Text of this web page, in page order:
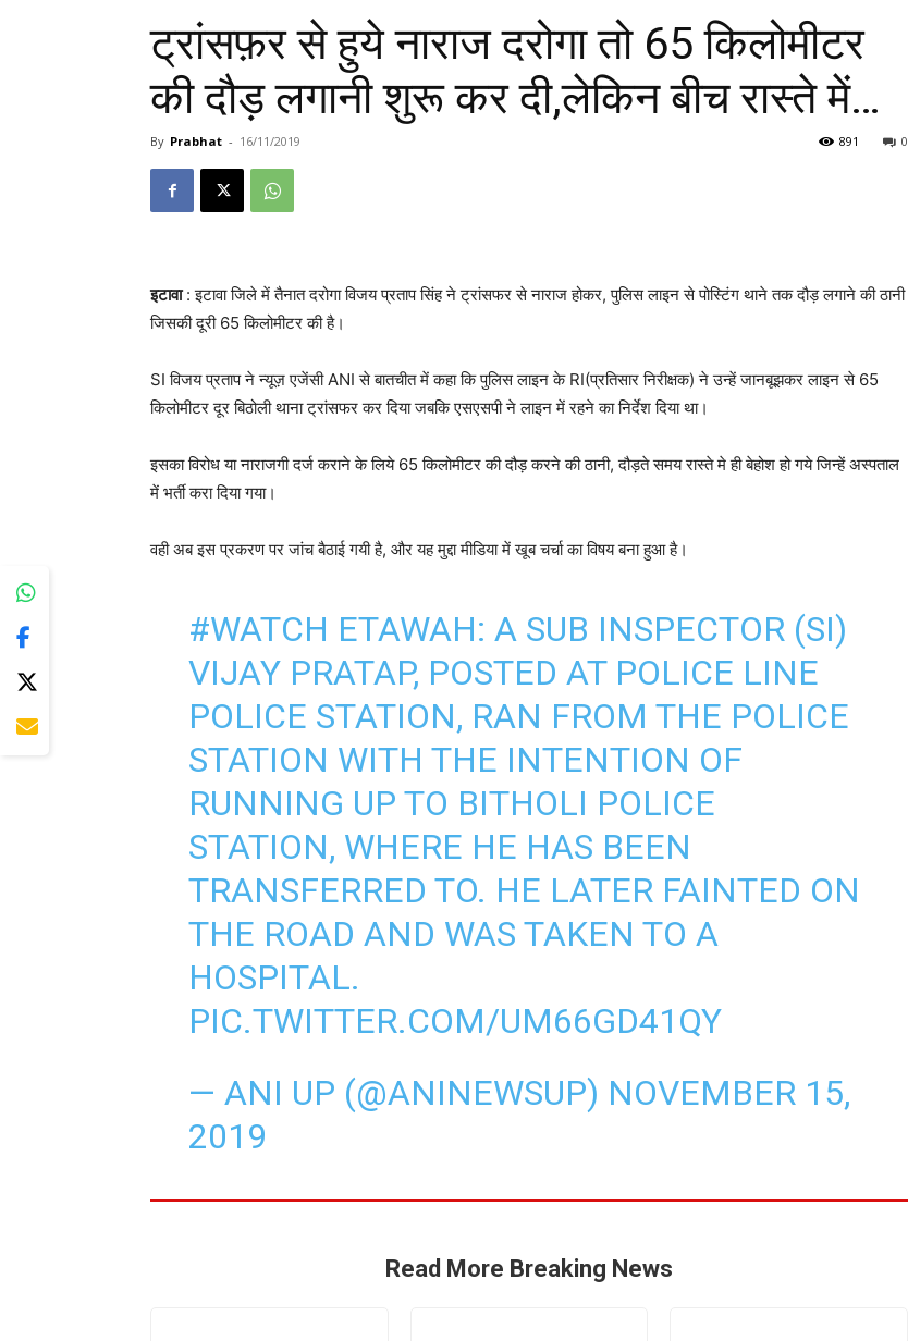
ट्रांसफ़र से हुये नाराज दरोगा तो 65 किलोमीटर
की दौड़ लगानी शुरू कर दी,लेकिन बीच रास्ते में…
By Prabhat - 16/11/2019 0
891
इटावा: इटावा जिले में तैनात दरोगा विजय प्रताप सिंह ने ट्रांसफर से नाराज होकर, पुलिस लाइन से पोस्टिंग थाने तक दौड़ लगाने की ठानी
जिसकी दूरी 65 किलोमीटर की है।
SI विजय प्रताप ने न्यूज़ एजेंसी ANI से बातचीत में कहा कि पुलिस लाइन के RI(प्रतिसार निरीक्षक) ने उन्हें जानबूझकर लाइन से 65
किलोमीटर दूर बिठोली थाना ट्रांसफर कर दिया जबकि एसएसपी ने लाइन में रहने का निर्देश दिया था।
इसका विरोध या नाराजगी दर्ज कराने के लिये 65 किलोमीटर की दौड़ करने की ठानी, दौड़ते समय रास्ते मे ही बेहोश हो गये जिन्हें अस्पताल
में भर्ती करा दिया गया।
वही अब इस प्रकरण पर जांच बैठाई गयी है, और यह मुद्दा मीडिया में खूब चर्चा का विषय बना हुआ है।
#WATCH ETAWAH: A SUB INSPECTOR (SI)
VIJAY PRATAP, POSTED AT POLICE LINE
POLICE STATION, RAN FROM THE POLICE
STATION WITH THE INTENTION OF
RUNNING UP TO BITHOLI POLICE
STATION, WHERE HE HAS BEEN
TRANSFERRED TO. HE LATER FAINTED ON
THE ROAD AND WAS TAKEN TO A
HOSPITAL.
PIC.TWITTER.COM/UM66GD41QY
— ANI UP (@ANINEWSUP) NOVEMBER 15,
2019
Read More Breaking News